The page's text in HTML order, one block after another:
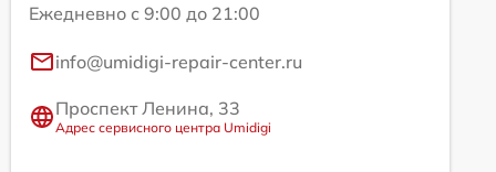
Ежедневно с 9:00 до 21:00
info@umidigi-repair-center.ru
Проспект Ленина, 33
Адрес сервисного центра Umidigi